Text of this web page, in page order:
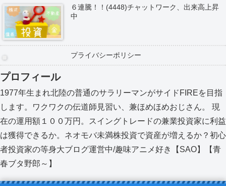
６連騰！！(4448)チャットワーク、出来高上昇
中
プライバシーポリシー
プロフィール
1977年生まれ北陸の普通のサラリーマンがサイドFIREを目指
します。ワクワクの伝道師見習い、兼ほめほめおじさん。 現
在の運用額１００万円。スイングトレードの兼業投資家に利益
は獲得できるか。ネオモバ未満株投資で資産が増えるか？初心
者投資家の等身大ブログ運営中/趣味アニメ好き【SAO】【青
春ブタ野郎～】